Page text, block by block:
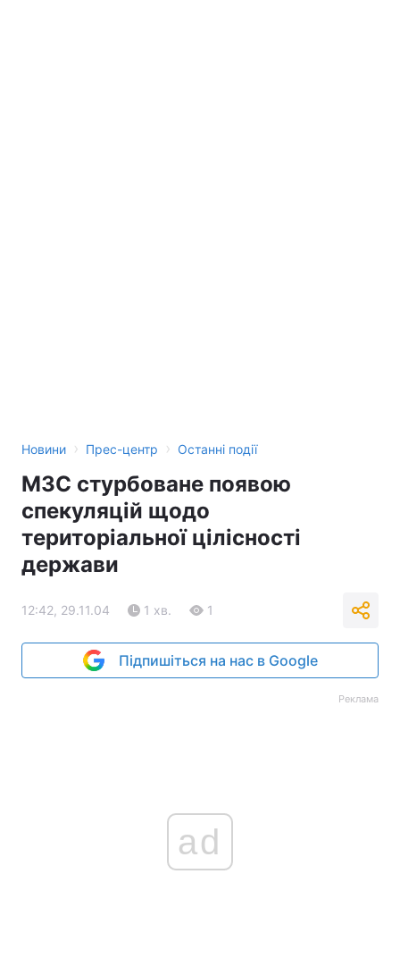
Новини › Прес-центр › Останні події
МЗС стурбоване появою
спекуляцій щодо
територіальної цілісності
держави
12:42, 29.11.04 1 хв. 1
Підпишіться на нас в Google
Реклама
ad